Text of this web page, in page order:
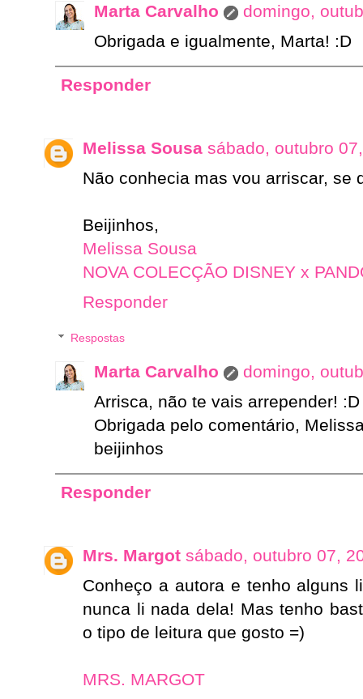
Marta Carvalho
domingo,
Obrigada e igualmente, Marta! :D
Responder
Melissa Sousa sábado, outubro
Não conhecia mas vou arriscar, se
Beijinhos,
Melissa Sousa
NOVA COLECÇÃO DISNEY x
Responder
Respostas
Marta Carvalho
domingo,
Arrisca, não te vais arrepender! :D
Obrigada pelo comentário,
beijinhos
Responder
Mrs. Margot sábado, outubro 07,
Conheço a autora e tenho alguns
nunca li nada dela! Mas tenho
o tipo de leitura que gosto =)
MRS. MARGOT